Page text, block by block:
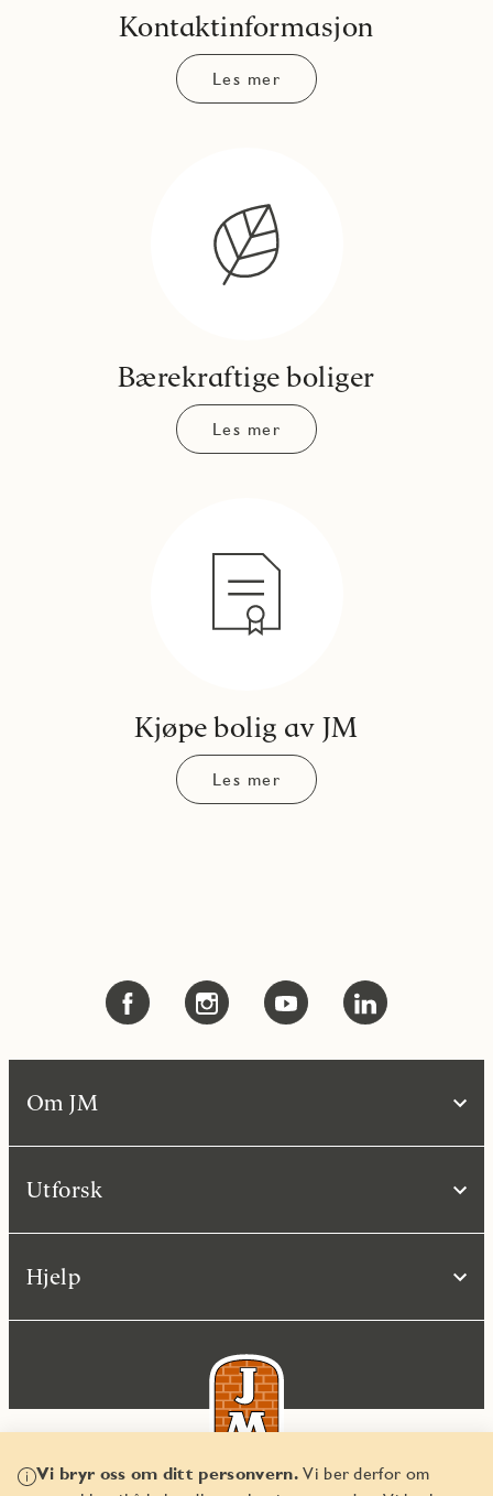
Kontaktinformasjon
Les mer
Bærekraftige boliger
Les mer
Kjøpe bolig av JM
Les mer
Vi bryr oss om ditt personvern.Vi ber derfor om
Om JM
Utforsk
Hjelp